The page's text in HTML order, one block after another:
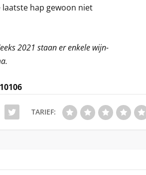
hap gewoon niet
2021 staan er enkele wijn-
TARIEF: